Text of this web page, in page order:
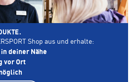
Shop aus und erhalte:
deiner Nähe
vor Ort